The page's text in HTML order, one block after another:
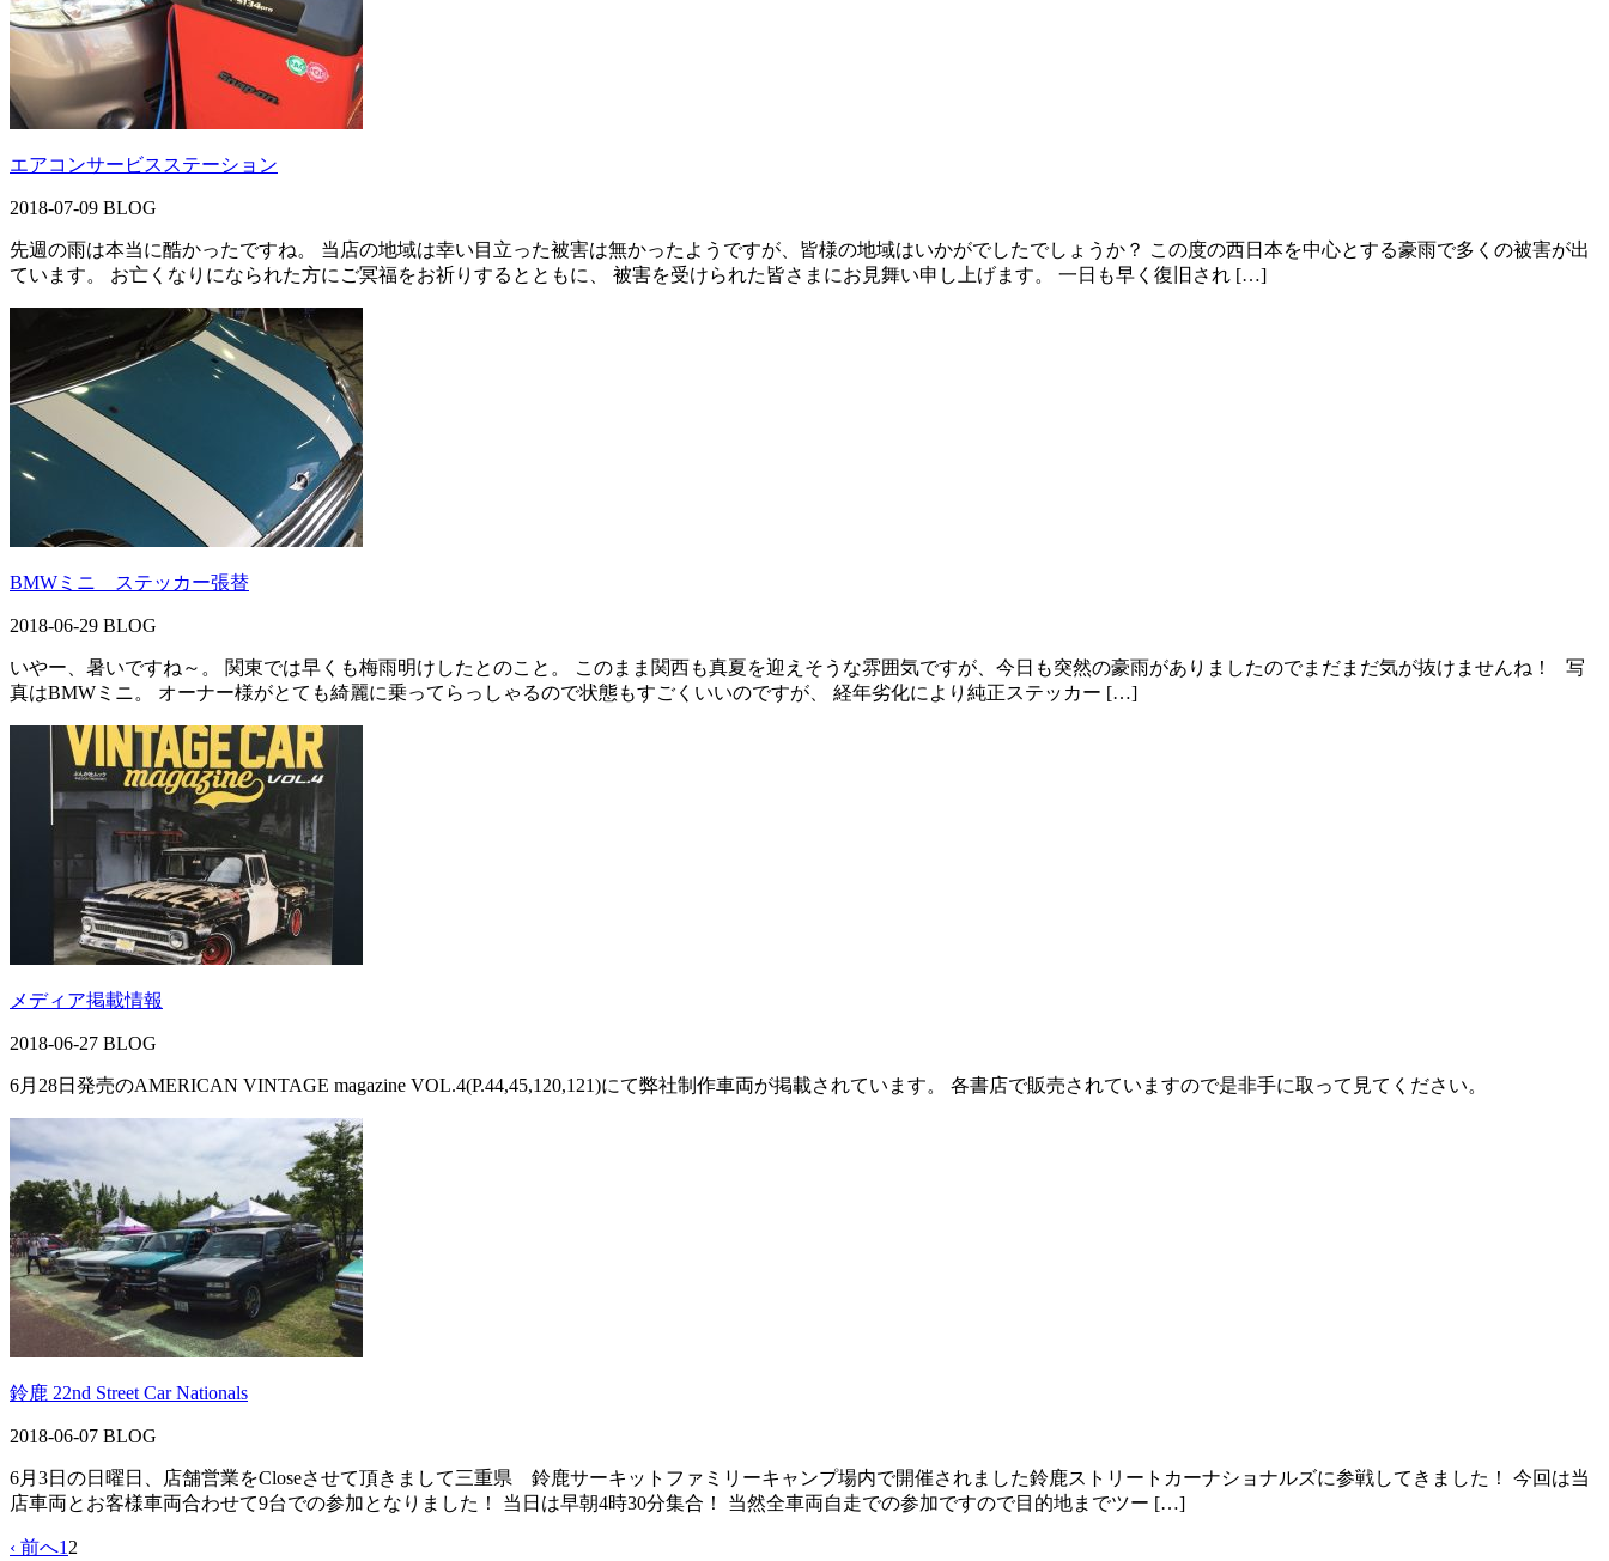
エアコンサービスステーション
2018-07-09 BLOG
先週の雨は本当に酷かったですね。 当店の地域は幸い目立った被害は無かったようですが、皆様の地域はいかがでしたでしょうか？ この度の西日本を中心とする豪雨で多くの被害が出
ています。 お亡くなりになられた方にご冥福をお祈りするとともに、 被害を受けられた皆さまにお見舞い申し上げます。 一日も早く復旧され […]
BMWミニ ステッカー張替
2018-06-29 BLOG
いやー、暑いですね～。 関東では早くも梅雨明けしたとのこと。 このまま関西も真夏を迎えそうな雰囲気ですが、今日も突然の豪雨がありましたのでまだまだ気が抜けませんね！ 写
真はBMWミニ。 オーナー様がとても綺麗に乗ってらっしゃるので状態もすごくいいのですが、 経年劣化により純正ステッカー […]
メディア掲載情報
2018-06-27 BLOG
6月28日発売のAMERICAN VINTAGE magazine VOL.4(P.44,45,120,121)にて弊社制作車両が掲載されています。 各書店で販売されていますので是非手に取って見てください。
鈴鹿 22nd Street Car Nationals
2018-06-07 BLOG
6月3日の日曜日、店舗営業をCloseさせて頂きまして三重県 鈴鹿サーキットファミリーキャンプ場内で開催されました鈴鹿ストリートカーナショナルズに参戦してきました！ 今回は当
店車両とお客様車両合わせて9台での参加となりました！ 当日は早朝4時30分集合！ 当然全車両自走での参加ですので目的地までツー […]
‹ 前へ1 2